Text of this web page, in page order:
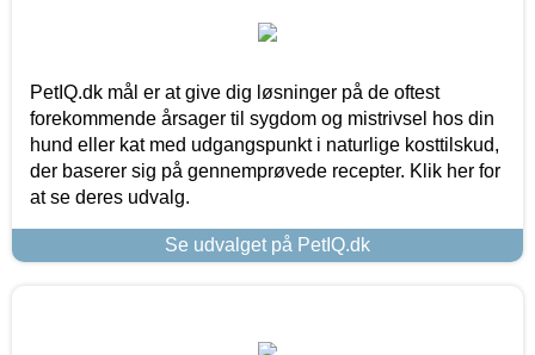
PetIQ.dk mål er at give dig løsninger på de oftest
forekommende årsager til sygdom og mistrivsel hos din
hund eller kat med udgangspunkt i naturlige kosttilskud,
der baserer sig på gennemprøvede recepter. Klik her for
at se deres udvalg.
Se udvalget på PetIQ.dk